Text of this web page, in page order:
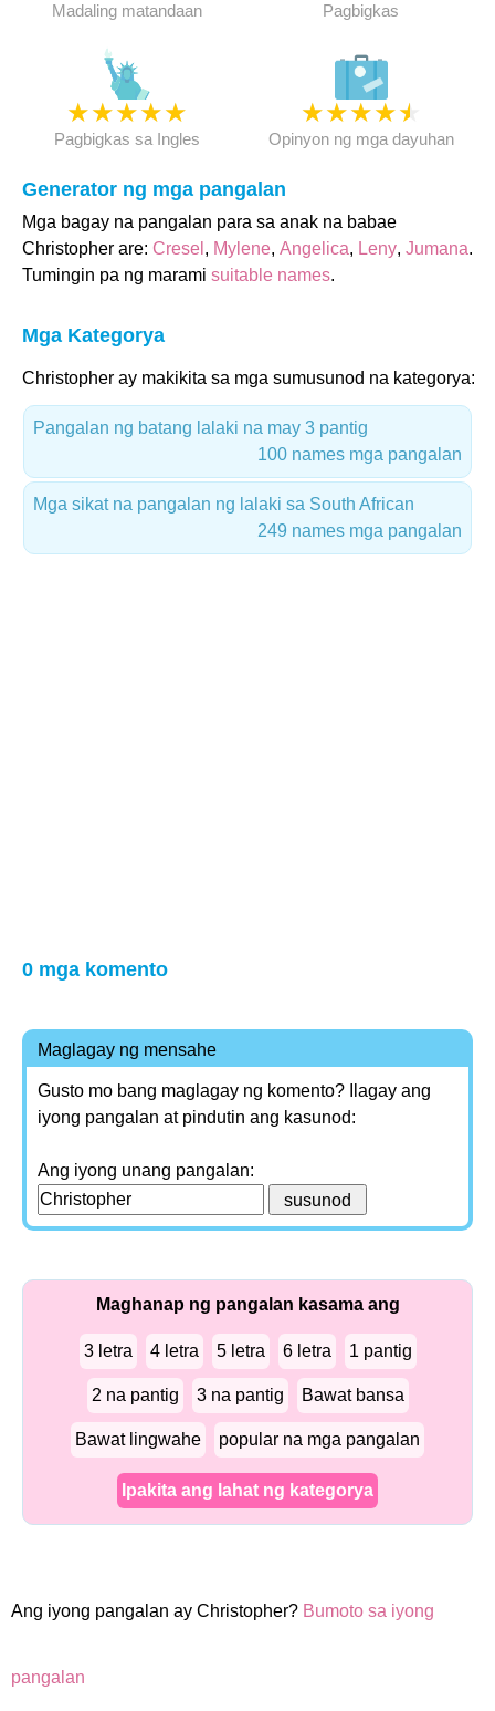
Madaling matandaan Pagbigkas
★★★★★
Pagbigkas sa Ingles
★★★★★
Opinyon ng mga dayuhan
Generator ng mga pangalan
Mga bagay na pangalan para sa anak na babae
Christopher are: Cresel , Mylene, Angelica, Leny, Jumana.
Tumingin pa ng marami suitable names.
Mga Kategorya
Christopher ay makikita sa mga sumusunod na kategorya:
Pangalan ng batang lalaki na may 3 pantig
100 names mga pangalan
Mga sikat na pangalan ng lalaki sa South African
249 names mga pangalan
0 mga komento
Maglagay ng mensahe
Gusto mo bang maglagay ng komento? Ilagay ang
iyong pangalan at pindutin ang kasunod:
Ang iyong unang pangalan:
Maghanap ng pangalan kasama ang
3 letra 4 letra 5 letra 6 letra 1 pantig
2 na pantig 3 na pantig Bawat bansa
Bawat lingwahe popular na mga pangalan
Ipakita ang lahat ng kategorya
Ang iyong pangalan ay Christopher? Bumoto sa iyong
pangalan